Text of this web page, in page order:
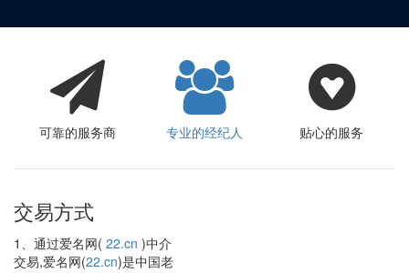
可靠的服务商 专业的经纪人 贴心的服务
交易方式
1、通过爱名网( 22.cn )中介
交易,爱名网(22.cn)是中国老